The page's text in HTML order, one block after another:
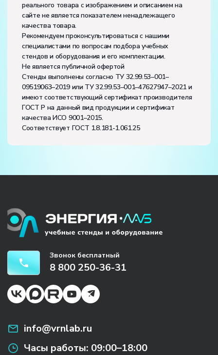
реального товара с изображением и описанием на
сайте не является показателем ненадлежащего
качества товара.
Рекомендуем проконсультироваться с нашими
специалистами по вопросам подбора учебных
стендов и оборудования и его комплектации.
Не является публичной офертой
Стенды выполнены согласно ТУ 32.99.53–001–
09519063–2019 или ТУ 32.99.53–001–47627947–2021 и
имеют соответствующий сертификат производителя
ГОСТ Р на данный вид продукции и сертификат
качества ИСО 9001–2015.
Соответствует ГОСТ 1.8.181-1.061.25
Звонок бесплатный
8 800 250-36-31
info@vrnlab.ru
Часы работы: 09:00–18:00